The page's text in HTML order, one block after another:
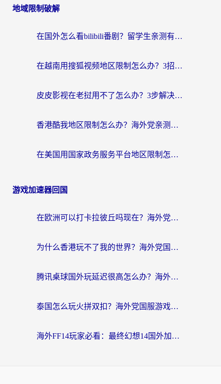
地域限制破解
在国外怎么看bilibili番剧？留学生亲测有效的地域限制突破指南（附酷我酷狗音乐解决方法）
在越南用搜狐视频地区限制怎么办？3招解决海外看国内剧难题（附西瓜视频CCTV观看技巧）
皮皮影视在老挝用不了怎么办？3步解决海外看国内影视&财经的痛点
香港酷我地区限制怎么办？海外党亲测有效的回国加速方案来了
在美国用国家政务服务平台地区限制怎么办？海外华人必备的突破攻略（附追剧看片技巧）
游戏加速器回国
在欧洲可以打卡拉彼丘吗现在？海外党国服游戏加速器终极避坑指南
为什么香港玩不了我的世界？海外党国服游戏加速终极解决方案
腾讯桌球国外玩延迟很高怎么办？海外党亲测有效的国服游戏加速指南
泰国怎么玩火拼双扣？海外党国服游戏加速终极指南（附暗区突围植物大战僵尸实测）
海外FF14玩家必看：最终幻想14国外加速器下载安装全攻略+卡顿解决秘籍